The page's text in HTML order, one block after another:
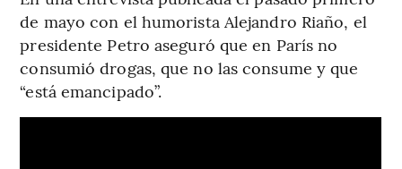
de mayo con el humorista Alejandro Riaño, el
presidente Petro aseguró que en París no
consumió drogas, que no las consume y que
“está emancipado”.